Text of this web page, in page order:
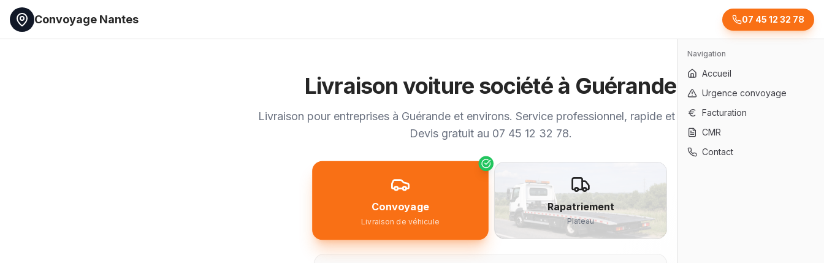
Convoyage Nantes 07 45 12 32 78
Navigation
Accueil
Urgence convoyage
Facturation
CMR
Contact
Livraison voiture société à Guérande
Livraison pour entreprises à Guérande et environs. Service professionnel, rapide et sécurisé.
Devis gratuit au 07 45 12 32 78.
Convoyage
Livraison de véhicule
Rapatriement
Plateau